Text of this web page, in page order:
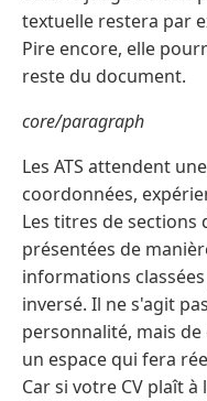
textuelle restera par
Pire encore, elle
reste du document.
core/paragraph
Les ATS attendent
coordonnées,
Les titres de sections
présentées de
informations
inversé. Il ne s'agit
personnalité, mais
un espace qui fera
Car si votre CV plaît